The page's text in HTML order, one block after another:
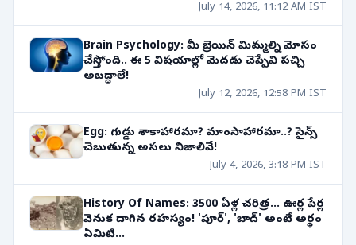
July 14, 2026, 11:12 AM IST
Brain Psychology: మీ బ్రెయిన్ మిమ్మల్ని మోసం
చేస్తోంది.. ఈ 5 విషయాల్లో మెదడు చెప్పేవి పచ్చి
అబద్ధాలే!
July 12, 2026, 12:58 PM IST
Egg: గుడ్డు శాకాహారమా? మాంసాహారమా..? సైన్స్
చెబుతున్న అసలు నిజాలివే!
July 4, 2026, 3:18 PM IST
History Of Names: 3500 ఏళ్ల చరిత్ర... ఊర్ల పేర్ల
వెనుక దాగిన రహస్యం! 'పూర్', 'బాద్' అంటే అర్థం
ఏమిటి...